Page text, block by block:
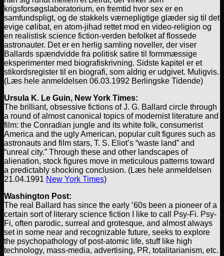
krigsforsøgslaboratorium, en fremtid hvor sex er en
samfundspligt, og de stakkels værnepligtige glæder sig til det
evige cølibat, en atom-jihad rettet mod en video-religion og
en realistisk science fiction-verden befolket af flossede
astronauter. Det er en herlig samling noveller, der viser
Ballards spændvidde fra politisk satire til formmæssige
eksperimenter med biografiskrivning. Sidste kapitel er et
stikordsregister til en biografi, som aldrig er udgivet. Muligvis.
(Læs hele anmeldelsen 06.03.1992 Berlingske Tidende)
Ursula K. Le Guin, New York Times:
The brilliant, obsessive fictions of J. G. Ballard circle through
a round of almost canonical topics of modernist literature and
film: the Conradian jungle and its white folk, consumerist
America and the ugly American, popular cult figures such as
astronauts and film stars, T. S. Eliot’s “waste land” and
“unreal city.” Through these and other landscapes of
alienation, stock figures move in meticulous patterns toward
a predictably shocking conclusion. (Læs hele anmeldelsen
21.04.1991 New York Times)
Washington Post:
The real Ballard has since the early ’60s been a pioneer of a
certain sort of literary science fiction I like to call Psy-Fi. Psy-
Fi, often parodic, surreal and grotesque, and almost always
set in some near and recognizable future, seeks to explore
the psychopathology of post-atomic life, stuff like high
technology, mass-media, advertising, PR, totalitarianism, etc.